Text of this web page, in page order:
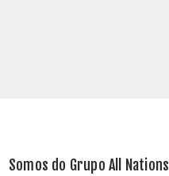
Somos do Grupo All Nations